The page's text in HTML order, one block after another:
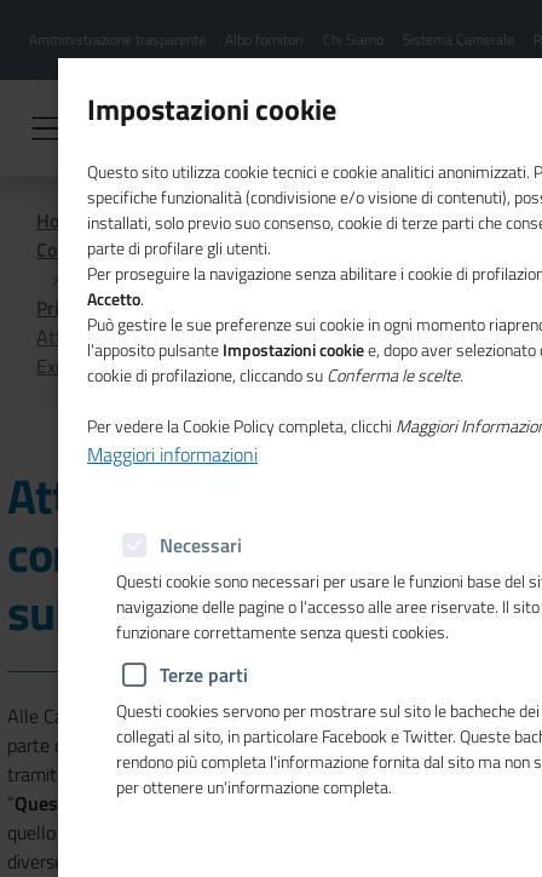
contenuto
Menu
hamburgher
Amministrazione trasparente Albo fornitori Chi Siamo Sistema Camerale
Home
Comunicazione istituzionale per il sistema camerale
Primo Piano
Attenzione alle comunicazioni ingannevoli sull'indagine
Excelsior
Attenzione alle
comunicazioni ingannevoli
sull'indagine Excelsior
Alle Camere di commercio stanno pervenendo segnalazioni, da
parte di imprese e studi professionali, di avvenuta ricezione,
tramite PEC, di una comunicazione avente ad oggetto
“Questionario Febbraio 2020”, con testi palesemente difformi da
quello ufficiale dell’indagine Excelsior e con invio da PEC mittenti
diverse da quelle istituzionali utilizzate per le rilevazioni mensili.
Impostazioni cookie
Questo sito utilizza cookie tecnici e cookie analitici anonimizzati.
specifiche funzionalità (condivisione e/o visione di contenuti),
installati, solo previo suo consenso, cookie di terze parti che
parte di profilare gli utenti.
Per proseguire la navigazione senza abilitare i cookie di
Accetto.
Può gestire le sue preferenze sui cookie in ogni momento
l'apposito pulsanteImpostazioni cookiee, dopo aver
cookie di profilazione, cliccando suConferma le scelte.
Per vedere la Cookie Policy completa, clicchi Maggiori
Maggiori informazioni
Necessari
Questi cookie sono necessari per usare le funzioni base del
navigazione delle pagine o l'accesso alle aree riservate. Il
funzionare correttamente senza questi cookies.
Terze parti
Questi cookies servono per mostrare sul sito le bacheche
collegati al sito, in particolare Facebook e Twitter. Queste
rendono più completa l'informazione fornita dal sito ma non
per ottenere un'informazione completa.